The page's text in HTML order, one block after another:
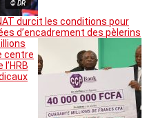
© DR
durcit les conditions pour
d’encadrement des pèlerins
centre